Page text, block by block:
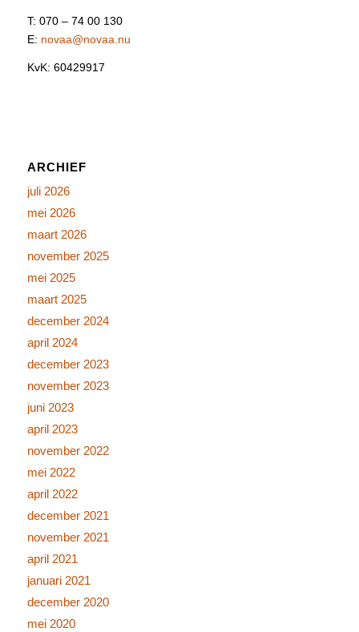
T: 070 – 74 00 130
E: novaa@novaa.nu
KvK: 60429917
ARCHIEF
juli 2026
mei 2026
maart 2026
november 2025
mei 2025
maart 2025
december 2024
april 2024
december 2023
november 2023
juni 2023
april 2023
november 2022
mei 2022
april 2022
december 2021
november 2021
april 2021
januari 2021
december 2020
mei 2020